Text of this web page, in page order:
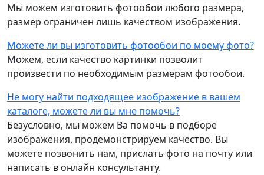
Мы можем изготовить фотообои любого размера,
размер ограничен лишь качеством изображения.
Можете ли вы изготовить фотообои по моему фото?
Можем, если качество картинки позволит
произвести по необходимым размерам фотообои.
Не могу найти подходящее изображение в вашем
каталоге, можете ли вы мне помочь?
Безусловно, мы можем Ва помочь в подборе
изображения, продемонстрируем качество. Вы
можете позвонить нам, прислать фото на почту или
написать в онлайн консультанту.